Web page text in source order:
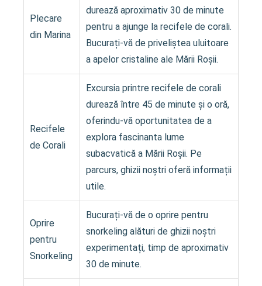
Plecare
din Marina
durează aproximativ 30 de minute
pentru a ajunge la recifele de corali.
Bucurați-vă de priveliștea uluitoare
a apelor cristaline ale Mării Roșii.
Recifele
de Corali
Excursia printre recifele de corali
durează între 45 de minute și o oră,
oferindu-vă oportunitatea de a
explora fascinanta lume
subacvatică a Mării Roșii. Pe
parcurs, ghizii noștri oferă informații
utile.
Oprire
pentru
Snorkeling
Bucurați-vă de o oprire pentru
snorkeling alături de ghizii noștri
experimentați, timp de aproximativ
30 de minute.